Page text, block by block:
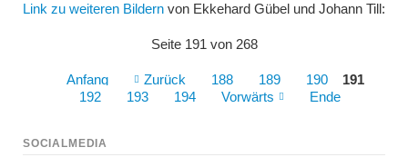
Link zu weiteren Bildernvon Ekkehard Gübel und Johann Till:
Seite 191 von 268
Anfang Zurück 188 189 190
191
192
193 194 Vorwärts Ende
SOCIALMEDIA